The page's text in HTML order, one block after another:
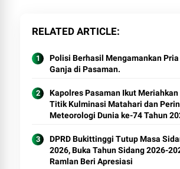
RELATED ARTICLE
Polisi Berhasil Mengamankan
Ganja di Pasaman.
Kapolres Pasaman Ikut
Titik Kulminasi Matahari dan
Meteorologi Dunia ke-74 Tahun
DPRD Bukittinggi Tutup Masa
2026, Buka Tahun Sidang 2026-
Ramlan Beri Apresiasi